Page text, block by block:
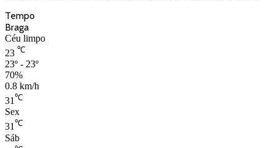
Tempo
Braga
Céu limpo
23 ℃
23º - 23º
70%
0.8 km/h
31℃
Sex
31℃
Sáb